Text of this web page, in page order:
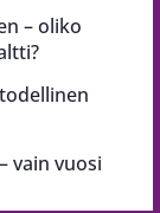
– oliko
vain vuosi